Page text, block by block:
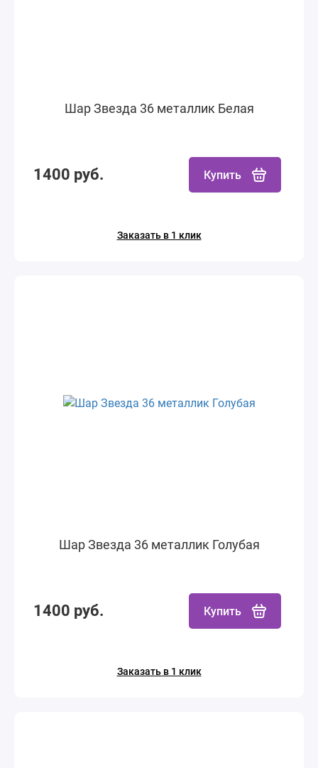
Шар Звезда 36 металлик Белая
1400 руб. Купить
Заказать в 1 клик
Шар Звезда 36 металлик Голубая
1400 руб. Купить
Заказать в 1 клик